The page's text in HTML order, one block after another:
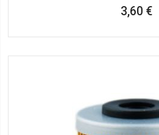
3,60 €